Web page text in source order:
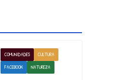
COMUNIDADES
CULTURA
FACEBOOK
NATUREZA